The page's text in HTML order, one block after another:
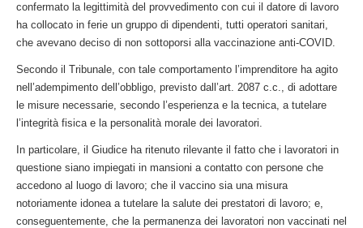
confermato la legittimità del provvedimento con cui il datore di lavoro
ha collocato in ferie un gruppo di dipendenti, tutti operatori sanitari,
che avevano deciso di non sottoporsi alla vaccinazione anti-COVID.
Secondo il Tribunale, con tale comportamento l’imprenditore ha agito
nell’adempimento dell’obbligo, previsto dall’art. 2087 c.c., di adottare
le misure necessarie, secondo l’esperienza e la tecnica, a tutelare
l’integrità fisica e la personalità morale dei lavoratori.
In particolare, il Giudice ha ritenuto rilevante il fatto che i lavoratori in
questione siano impiegati in mansioni a contatto con persone che
accedono al luogo di lavoro; che il vaccino sia una misura
notoriamente idonea a tutelare la salute dei prestatori di lavoro; e,
conseguentemente, che la permanenza dei lavoratori non vaccinati nel